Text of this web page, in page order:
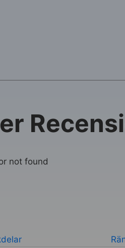
not found